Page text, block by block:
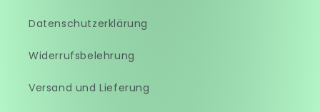
Datenschutzerklärung
Widerrufsbelehrung
Versand und Lieferung